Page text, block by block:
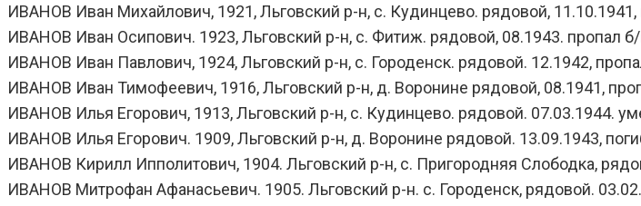
ИВАНОВ Иван Михайлович, 1921, Льговский р-н, с. Кудинцево. рядовой, 11.10.1941,
ИВАНОВ Иван Осипович. 1923, Льговский р-н, с. Фитиж. рядовой, 08.1943. пропал
ИВАНОВ Иван Павлович, 1924, Льговский р-н, с. Городенск. рядовой. 12.1942,
ИВАНОВ Иван Тимофеевич, 1916, Льговский р-н, д. Воронине рядовой, 08.1941,
ИВАНОВ Илья Егорович, 1913, Льговский р-н, с. Кудинцево. рядовой. 07.03.1944.
ИВАНОВ Илья Егорович. 1909, Льговский р-н, д. Воронине рядовой. 13.09.1943,
ИВАНОВ Кирилл Ипполитович, 1904. Льговский р-н, с. Пригородняя Слободка,
ИВАНОВ Митрофан Афанасьевич. 1905. Льговский р-н. с. Городенск, рядовой.